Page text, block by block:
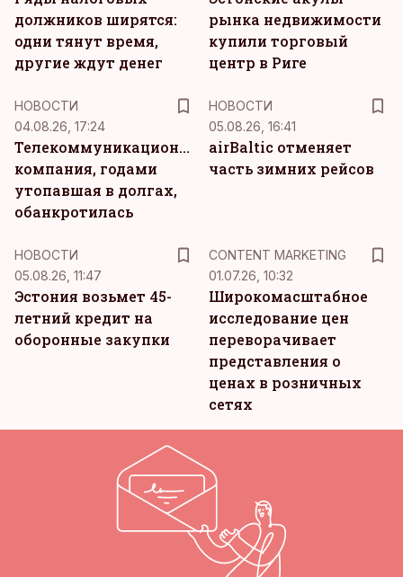
должников ширятся:
одни тянут время,
другие ждут денег
рынка недвижимости
купили торговый
центр в Риге
НОВОСТИ
04.08.26, 17:24
Телекоммуникационная
компания, годами
утопавшая в долгах,
обанкротилась
НОВОСТИ
05.08.26, 16:41
airBaltic отменяет
часть зимних рейсов
НОВОСТИ
05.08.26, 11:47
Эстония возьмет 45-
летний кредит на
оборонные закупки
CONTENT MARKETING
01.07.26, 10:32
Широкомасштабное
исследование цен
переворачивает
представления о
ценах в розничных
сетях